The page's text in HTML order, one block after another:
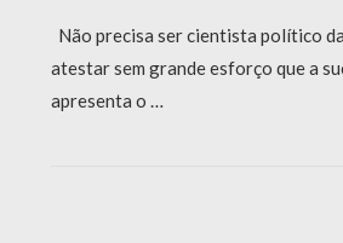
Não precisa ser cientista político
atestar sem grande esforço que a
apresenta o …